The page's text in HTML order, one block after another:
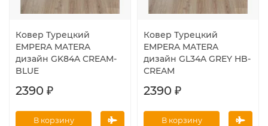
Ковер Турецкий
EMPERA MATERA
дизайн GK84A CREAM-
BLUE
2390 ₽
В корзину
Ковер Турецкий
EMPERA MATERA
дизайн GL34A GREY HB-
CREAM
2390 ₽
В корзину